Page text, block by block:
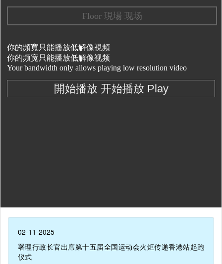
02-11-2025
署理行政长官出席第十五届全国运动会火炬传递香港站起跑
仪式